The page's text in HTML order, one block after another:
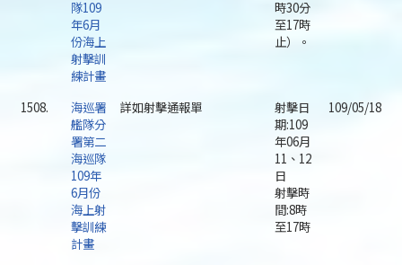
隊109
年6月
份海上
射擊訓
練計畫
時30分
至17時
止）。
1508.
海巡署
艦隊分
署第二
海巡隊
109年
6月份
海上射
擊訓練
計畫
詳如射擊通報單
射擊日
期:109
年06月
11、12
日
射擊時
間:8時
至17時
109/05/18